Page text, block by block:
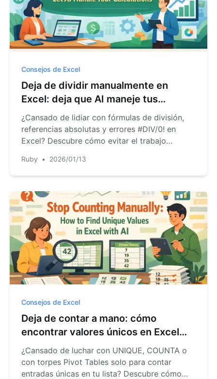
Consejos de Excel
Deja de dividir manualmente en
Excel: deja que AI maneje tus
cálculos
¿Cansado de lidiar con fórmulas de división,
referencias absolutas y errores #DIV/0! en
Excel? Descubre cómo evitar el trabajo
puede calcular instantáneamente el precio por
unidad o convertir monedas por ti.
Ruby • 2026/01/13
Consejos de Excel
Deja de contar a mano: cómo
encontrar valores únicos en Excel
con IA
¿Cansado de luchar con UNIQUE, COUNTA o
con torpes Pivot Tables solo para contar
entradas únicas en tu lista? Descubre cómo